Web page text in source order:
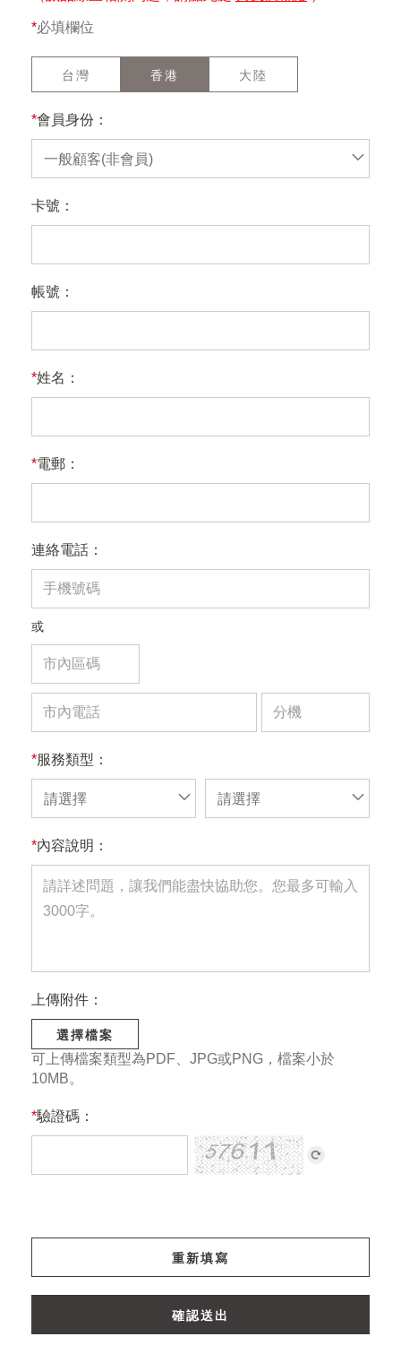
*必填欄位
台灣 香港 大陸
*會員身份：
一般顧客(非會員)
卡號：
帳號：
*姓名：
*電郵：
連絡電話：
或
*服務類型：
請選擇 請選擇
*內容說明：
上傳附件：
選擇檔案
可上傳檔案類型為PDF、JPG或PNG，檔案小於
10MB。
*驗證碼：